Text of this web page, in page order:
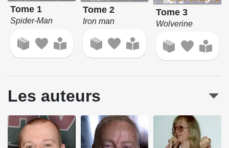
Tome 1
Spider-Man
Tome 2
Iron man
Tome 3
Wolverine
Les auteurs